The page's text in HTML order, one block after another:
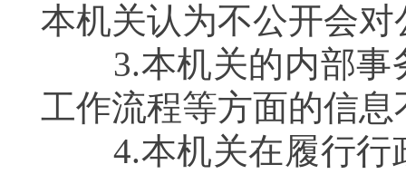
本机关认为不公开会
3.本机关的内部事
工作流程等方面的信息
4.本机关在履行行